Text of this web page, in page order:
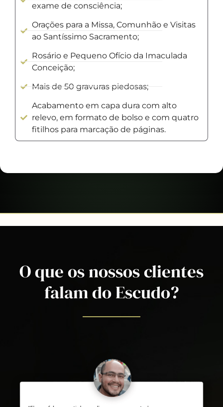
exame de consciência;
Orações para a Missa, Comunhão e Visitas
ao Santíssimo Sacramento;
Rosário e Pequeno Ofício da Imaculada
Conceição;
Mais de 50 gravuras piedosas;
Acabamento em capa dura com alto
relevo, em formato de bolso e com quatro
fitilhos para marcação de páginas.
O que os nossos clientes
falam do Escudo?